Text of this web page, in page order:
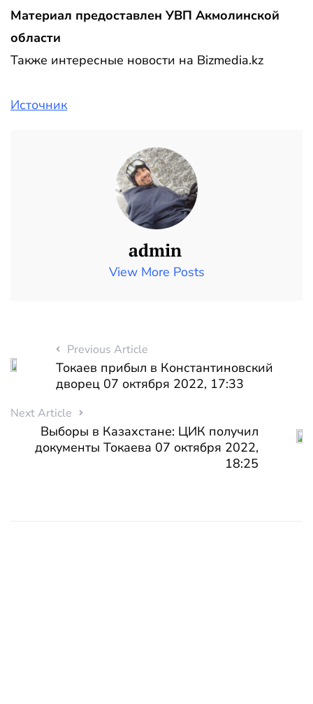
Материал предоставлен УВП Акмолинской
области
Также интересные новости на Bizmedia.kz
Источник
admin
View More Posts
Previous Article
Токаев прибыл в Константиновский
дворец 07 октября 2022, 17:33
Next Article
Выборы в Казахстане: ЦИК получил
документы Токаева 07 октября 2022,
18:25